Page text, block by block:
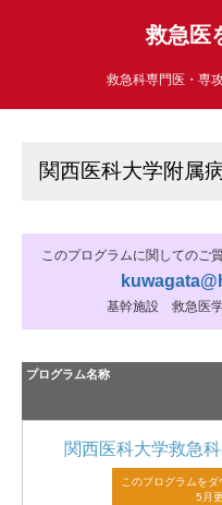
救急医
救急科専門医・専
関西医科大学附属
このプログラムに関してのご
基幹施設 救急医
プログラム名称
関西医科大学救急